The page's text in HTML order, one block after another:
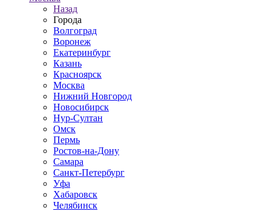
Назад
Города
Волгоград
Воронеж
Екатеринбург
Казань
Красноярск
Москва
Нижний Новгород
Новосибирск
Нур-Султан
Омск
Пермь
Ростов-на-Дону
Самара
Санкт-Петербург
Уфа
Хабаровск
Челябинск